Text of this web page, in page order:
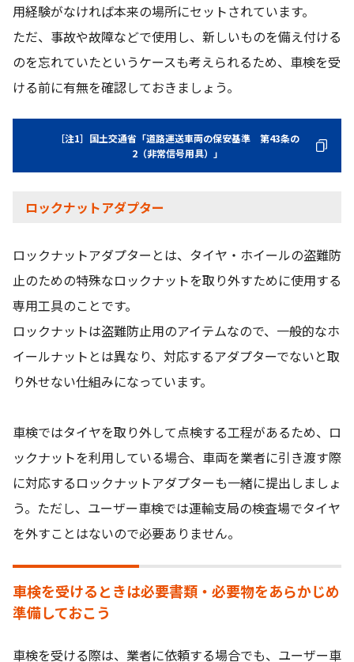
用経験がなければ本来の場所にセットされています。
ただ、事故や故障などで使用し、新しいものを備え付ける
のを忘れていたというケースも考えられるため、車検を受
ける前に有無を確認しておきましょう。
［注1］国土交通省「道路運送車両の保安基準 第43条の
2（非常信号用具）」
ロックナットアダプター
ロックナットアダプターとは、タイヤ・ホイールの盗難防
止のための特殊なロックナットを取り外すために使用する
専用工具のことです。
ロックナットは盗難防止用のアイテムなので、一般的なホ
イールナットとは異なり、対応するアダプターでないと取
り外せない仕組みになっています。
車検ではタイヤを取り外して点検する工程があるため、ロ
ックナットを利用している場合、車両を業者に引き渡す際
に対応するロックナットアダプターも一緒に提出しましょ
う。ただし、ユーザー車検では運輸支局の検査場でタイヤ
を外すことはないので必要ありません。
車検を受けるときは必要書類・必要物をあらかじめ
準備しておこう
車検を受ける際は、業者に依頼する場合でも、ユーザー車